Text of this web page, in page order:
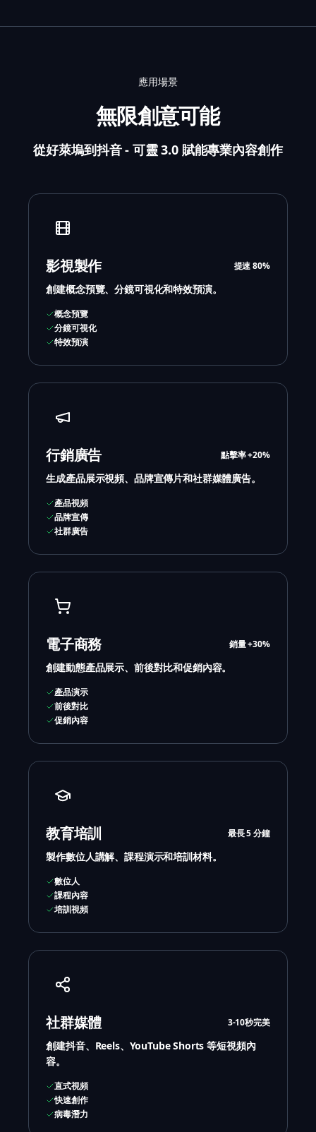
應用場景
無限創意可能
從好萊塢到抖音 - 可靈 3.0 賦能專業內容創作
影視製作 提速 80%
創建概念預覽、分鏡可視化和特效預演。
概念預覽
分鏡可視化
特效預演
行銷廣告 點擊率 +20%
生成產品展示視頻、品牌宣傳片和社群媒體廣告。
產品視頻
品牌宣傳
社群廣告
電子商務 銷量 +30%
創建動態產品展示、前後對比和促銷內容。
產品演示
前後對比
促銷內容
教育培訓 最長 5 分鐘
製作數位人講解、課程演示和培訓材料。
數位人
課程內容
培訓視頻
社群媒體 3-10秒完美
創建抖音、Reels、YouTube Shorts 等短視頻內
容。
直式視頻
快速創作
病毒潛力